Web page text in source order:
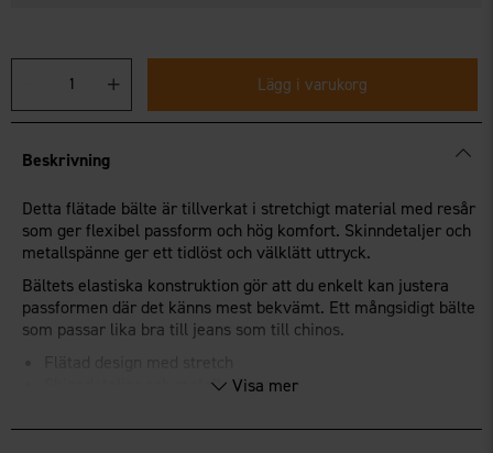
Lägg i varukorg
Beskrivning
Detta flätade bälte är tillverkat i stretchigt material med resår
som ger flexibel passform och hög komfort. Skinndetaljer och
metallspänne ger ett tidlöst och välklätt uttryck.
Bältets elastiska konstruktion gör att du enkelt kan justera
passformen där det känns mest bekvämt. Ett mångsidigt bälte
som passar lika bra till jeans som till chinos.
Skinndetaljer och metallspänne
Visa mer